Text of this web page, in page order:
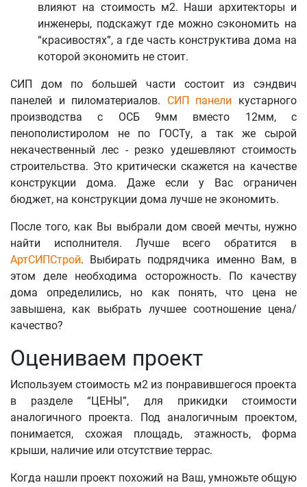
влияют на стоимость м2. Наши архитекторы и
инженеры, подскажут где можно сэкономить на
“красивостях”, а где часть конструктива дома на
которой экономить не стоит.
СИП дом по большей части состоит из сэндвич
панелей и пиломатериалов. СИП панели кустарного
производства с ОСБ 9мм вместо 12мм, с
пенополистиролом не по ГОСТу, а так же сырой
некачественный лес - резко удешевляют стоимость
строительства. Это критически скажется на качестве
конструкции дома. Даже если у Вас ограничен
бюджет, на конструкции дома лучше не экономить.
После того, как Вы выбрали дом своей мечты, нужно
найти исполнителя. Лучше всего обратится в
АртСИПСтрой. Выбирать подрядчика именно Вам, в
этом деле необходима осторожность. По качеству
дома определились, но как понять, что цена не
завышена, как выбрать лучшее соотношение цена/
качество?
Оцениваем проект
Используем стоимость м2 из понравившегося проекта
в разделе “ЦЕНЫ”, для прикидки стоимости
аналогичного проекта. Под аналогичным проектом,
понимается, схожая площадь, этажность, форма
крыши, наличие или отсутствие террас.
Когда нашли проект похожий на Ваш, умножьте общую